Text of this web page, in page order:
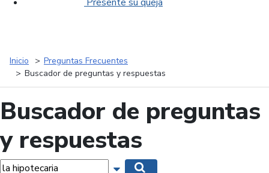
Inicio
Preguntas Frecuentes
Buscador de preguntas y respuestas
Buscador de preguntas
y respuestas
Mostrar opciones de búsqueda